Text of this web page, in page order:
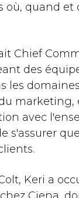
où, quand et
Chief
des
les
marketing,
avec
s'assurer
Keri a